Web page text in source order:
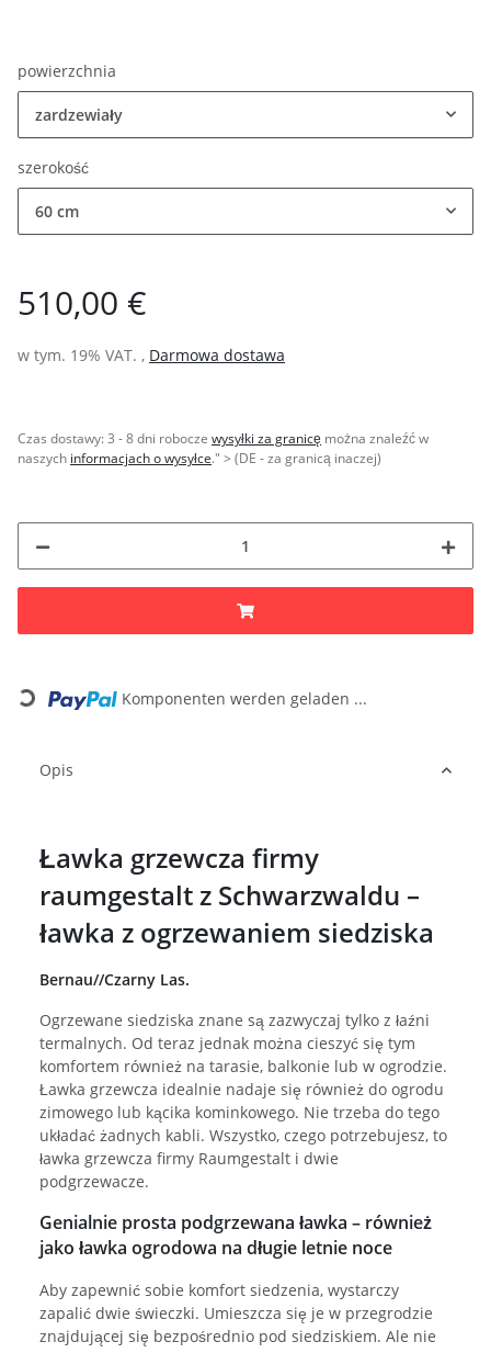
powierzchnia
zardzewiały
szerokość
60 cm
510,00 €
w tym. 19% VAT. , Darmowa dostawa
Czas dostawy:3 - 8 dni robocze wysyłki za granicę można znaleźć w
naszych informacjach o wysyłce." > (DE - za granicą inaczej)
Loading... Komponenten werden geladen ...
Opis
Ławka grzewcza firmy
raumgestalt z Schwarzwaldu –
ławka z ogrzewaniem siedziska
Bernau//Czarny Las.
Ogrzewane siedziska znane są zazwyczaj tylko z łaźni
termalnych. Od teraz jednak można cieszyć się tym
komfortem również na tarasie, balkonie lub w ogrodzie.
Ławka grzewcza idealnie nadaje się również do ogrodu
zimowego lub kącika kominkowego. Nie trzeba do tego
układać żadnych kabli. Wszystko, czego potrzebujesz, to
ławka grzewcza firmy Raumgestalt i dwie
podgrzewacze.
Genialnie prosta podgrzewana ławka – również
jako ławka ogrodowa na długie letnie noce
Aby zapewnić sobie komfort siedzenia, wystarczy
zapalić dwie świeczki. Umieszcza się je w przegrodzie
znajdującej się bezpośrednio pod siedziskiem. Ale nie